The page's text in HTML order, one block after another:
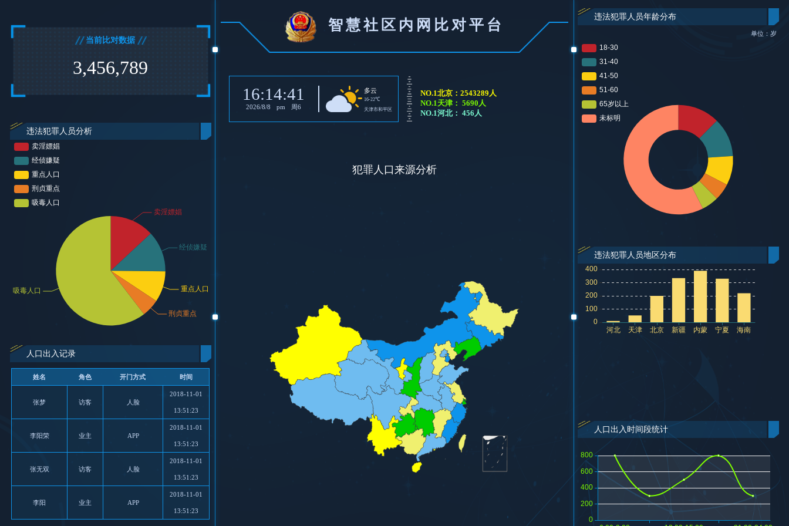
当前比对数据
3,456,789
违法犯罪人员分析
人口出入记录
姓名 角色 开门方式 时间
张梦 访客 人脸
2018-11-01
13:51:23
李阳荣 业主 APP
2018-11-01
13:51:23
张无双 访客 人脸
2018-11-01
13:51:23
李阳 业主 APP
2018-11-01
13:51:23
智慧社区内网比对平台
16:14:41
2026/8/8 pm 周6
多云
16-22℃
天津市和平区
NO.1北京：2543289人
NO.1天津： 5690人
NO.1河北： 456人
违法犯罪人员年龄分布
单位：岁
违法犯罪人员地区分布
人口出入时间段统计